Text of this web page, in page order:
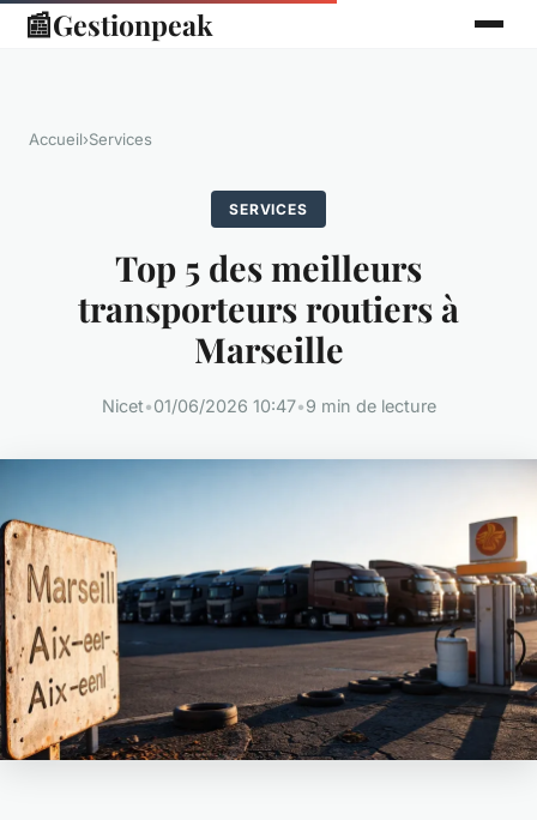
📰Gestionpeak
Accueil›Services
SERVICES
Top 5 des meilleurs
transporteurs routiers à
Marseille
Nicet•01/06/2026 10:47•9 min de lecture